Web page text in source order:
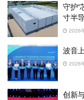
守护“
寸半
2026
波音
2026
创新